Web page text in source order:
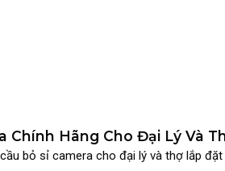
Chính Hãng Cho Đại Lý Và
– Công Ty SURETECH
bỏ sỉ camera cho đại lý và thợ lắp đặt